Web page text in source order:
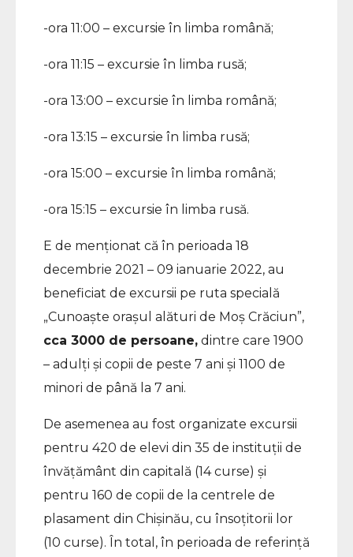
-ora 11:00 – excursie în limba română;
-ora 11:15 – excursie în limba rusă;
-ora 13:00 – excursie în limba română;
-ora 13:15 – excursie în limba rusă;
-ora 15:00 – excursie în limba română;
-ora 15:15 – excursie în limba rusă.
E de menționat că în perioada 18
decembrie 2021 – 09 ianuarie 2022, au
beneficiat de excursii pe ruta specială
„Cunoaște orașul alături de Moș Crăciun”,
cca 3000 de persoane, dintre care 1900
– adulți și copii de peste 7 ani și 1100 de
minori de până la 7 ani.
De asemenea au fost organizate excursii
pentru 420 de elevi din 35 de instituții de
învățământ din capitală (14 curse) și
pentru 160 de copii de la centrele de
plasament din Chișinău, cu însoțitorii lor
(10 curse). În total, în perioada de referință